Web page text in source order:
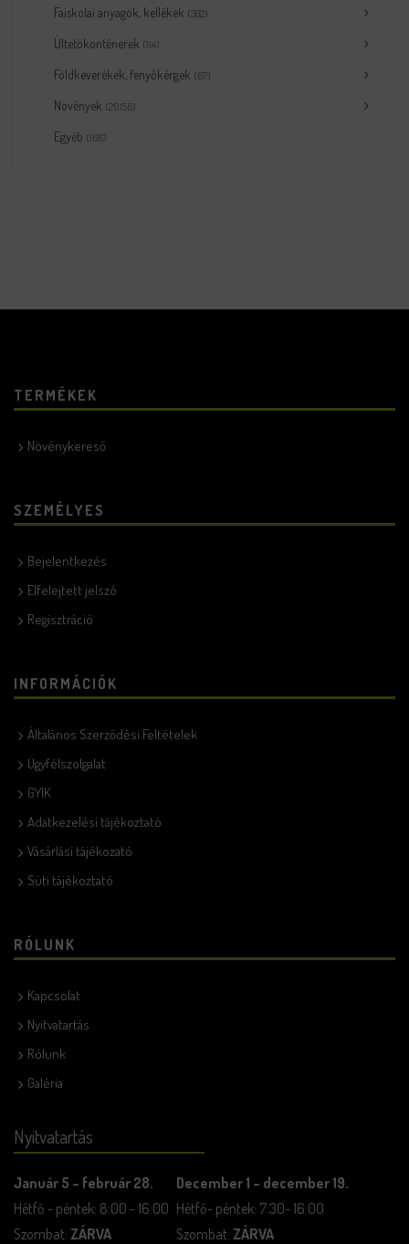
Faiskolai anyagok, kellékek (382)
Ültetőkonténerek (114)
Földkeverékek, fenyőkérgek (67)
Növények (20156)
Egyéb (166)
TERMÉKEK
Növénykereső
SZEMÉLYES
Bejelentkezés
Elfelejtett jelszó
Regisztráció
INFORMÁCIÓK
Általános Szerződési Feltételek
Ügyfélszolgalat
GYIK
Adatkezelési tájékoztató
Vásárlási tájékozató
Süti tájékoztató
RÓLUNK
Kapcsolat
Nyitvatartás
Rólunk
Galéria
Nyitvatartás
Január 5 – február 28.
Hétfő - péntek: 8:00 - 16:00
Szombat: ZÁRVA
December 1 – december 19.
Hétfő- péntek: 7:30- 16:00
Szombat: ZÁRVA